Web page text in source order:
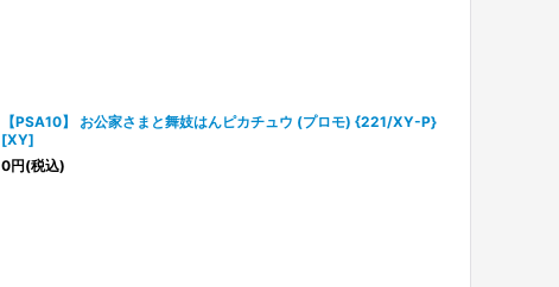
【PSA10】 お公家さまと舞妓はんピカチュウ (プロモ) {221/XY-P}
[XY]
0円(税込)